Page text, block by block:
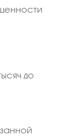
до